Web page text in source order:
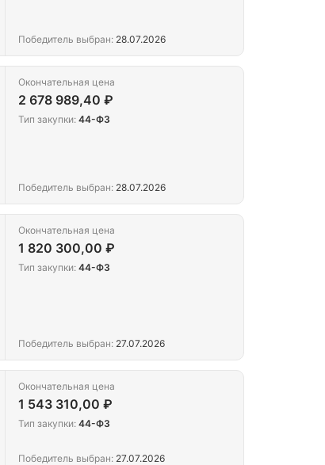
Победитель выбран: 28.07.2026
Окончательная цена
2 678 989,40 ₽
Тип закупки: 44-ФЗ
Победитель выбран: 28.07.2026
Окончательная цена
1 820 300,00 ₽
Тип закупки: 44-ФЗ
Победитель выбран: 27.07.2026
Окончательная цена
1 543 310,00 ₽
Тип закупки: 44-ФЗ
Победитель выбран: 27.07.2026